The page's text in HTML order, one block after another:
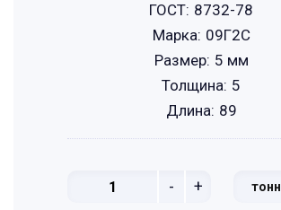
- + тонн
ГОСТ: 8732-78
Марка: 09Г2С
Размер: 5 мм
Толщина: 5
Длина: 89